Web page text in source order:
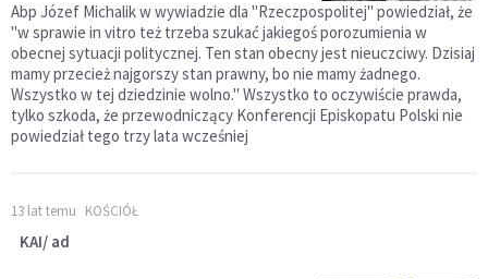
Abp Józef Michalik w wywiadzie dla "Rzeczpospolitej" powiedział, że
"w sprawie in vitro też trzeba szukać jakiegoś porozumienia w
obecnej sytuacji politycznej. Ten stan obecny jest nieuczciwy. Dzisiaj
mamy przecież najgorszy stan prawny, bo nie mamy żadnego.
Wszystko w tej dziedzinie wolno." Wszystko to oczywiście prawda,
tylko szkoda, że przewodniczący Konferencji Episkopatu Polski nie
powiedział tego trzy lata wcześniej
13 lat temu KOŚCIÓŁ
KAI/ ad